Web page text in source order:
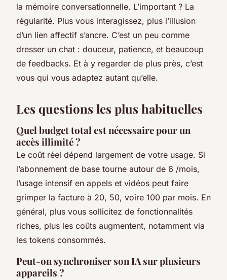
la mémoire conversationnelle. L’important ? La
régularité. Plus vous interagissez, plus l’illusion
d’un lien affectif s’ancre. C’est un peu comme
dresser un chat : douceur, patience, et beaucoup
de feedbacks. Et à y regarder de plus près, c’est
vous qui vous adaptez autant qu’elle.
Les questions les plus habituelles
Quel budget total est nécessaire pour un
accès illimité ?
Le coût réel dépend largement de votre usage. Si
l’abonnement de base tourne autour de 6 /mois,
l’usage intensif en appels et vidéos peut faire
grimper la facture à 20, 50, voire 100 par mois. En
général, plus vous sollicitez de fonctionnalités
riches, plus les coûts augmentent, notamment via
les tokens consommés.
Peut-on synchroniser son IA sur plusieurs
appareils ?